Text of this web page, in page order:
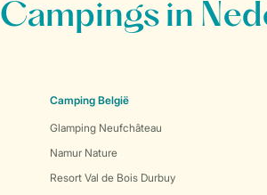
Campings in
Camping België
Glamping Neufchâteau
Namur Nature
Resort Val de Bois Durbuy